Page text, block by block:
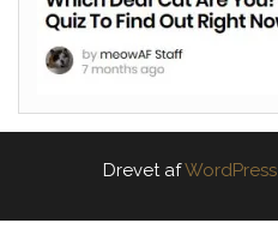
Drevet afWordPress